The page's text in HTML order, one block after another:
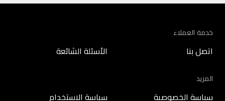
خدمة العملاء
اتصل بنا الأسئلة الشائعة
المزيد
سياسة الخصوصية سياسة الاستخدام